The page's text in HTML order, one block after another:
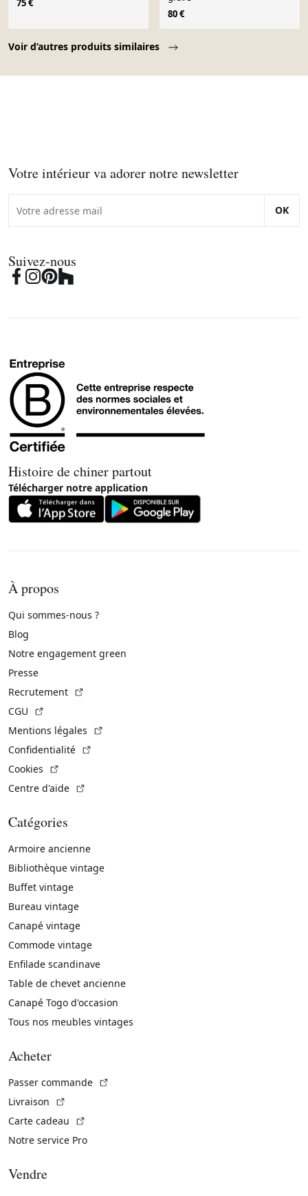
Voir d’autres produits similaires
75 €
80 €
Votre intérieur va adorer notre newsletter
OK
Suivez-nous
Histoire de chiner partout
Télécharger notre application
À propos
Qui sommes-nous ?
Blog
Notre engagement green
Presse
Recrutement
CGU
Mentions légales
Confidentialité
Cookies
Centre d'aide
Catégories
Armoire ancienne
Bibliothèque vintage
Buffet vintage
Bureau vintage
Canapé vintage
Commode vintage
Enfilade scandinave
Table de chevet ancienne
Canapé Togo d'occasion
Tous nos meubles vintages
Acheter
Passer commande
Livraison
Carte cadeau
Notre service Pro
Vendre